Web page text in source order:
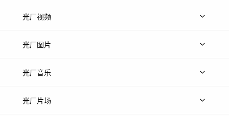
光厂视频
上传视频
光厂图片
上传图片
光厂音乐
热门音乐
光厂片场